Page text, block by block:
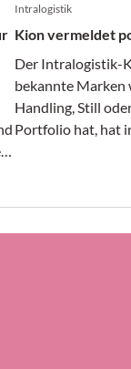
Intralogistik
Kion vermeldet
Der Intralogistik-
bekannte Marken
Handling, Still
Portfolio hat, hat